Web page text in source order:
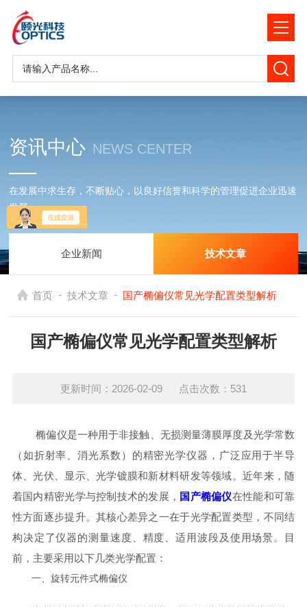
资讯中心 NEWS CENTER
在发展中求生存，不断贴心，以良好信誉和科学的管理促进企业迅速
发展
企业新闻 技术文章
首页 - 技术文章 - 国产椭偏仪常见光学配置类型解析
国产椭偏仪常见光学配置类型解析
更新时间：2026-02-09 点击次数：531
椭偏仪是一种用于非接触、无损测量薄膜厚度及光学常数
（如折射率、消光系数）的精密光学仪器，广泛应用于半导
体、光伏、显示、光学镀膜和新材料研发等领域。近年来，随
着国内精密光学与控制技术的发展， 国产椭偏仪在性能和可靠
性方面逐步提升。其核心差异之一在于光学配置类型，不同结
构决定了仪器的测量速度、精度、适用波段及使用场景。目
前，主要采用以下几类光学配置：
一、旋转元件式椭偏仪